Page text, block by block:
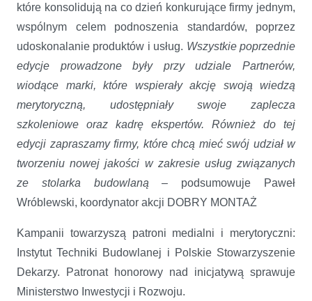
które konsolidują na co dzień konkurujące firmy jednym,
wspólnym celem podnoszenia standardów, poprzez
udoskonalanie produktów i usług. Wszystkie poprzednie
edycje prowadzone były przy udziale Partnerów,
wiodące marki, które wspierały akcję swoją wiedzą
merytoryczną, udostępniały swoje zaplecza
szkoleniowe oraz kadrę ekspertów. Również do tej
edycji zapraszamy firmy, które chcą mieć swój udział w
tworzeniu nowej jakości w zakresie usług związanych
ze stolarka budowlaną – podsumowuje Paweł
Wróblewski, koordynator akcji DOBRY MONTAŻ
Kampanii towarzyszą patroni medialni i merytoryczni:
Instytut Techniki Budowlanej i Polskie Stowarzyszenie
Dekarzy. Patronat honorowy nad inicjatywą sprawuje
Ministerstwo Inwestycji i Rozwoju.